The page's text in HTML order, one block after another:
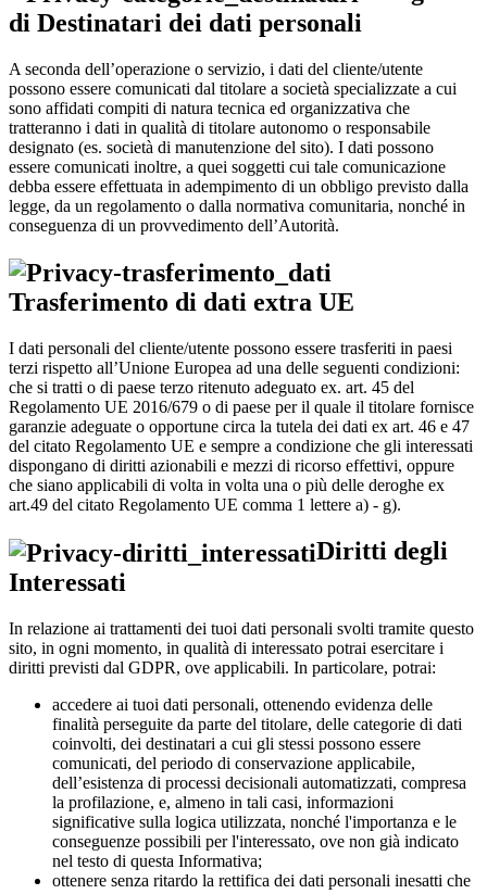
di Destinatari dei dati personali
A seconda dell’operazione o servizio, i dati del cliente/utente
possono essere comunicati dal titolare a società specializzate a cui
sono affidati compiti di natura tecnica ed organizzativa che
tratteranno i dati in qualità di titolare autonomo o responsabile
designato (es. società di manutenzione del sito). I dati possono
essere comunicati inoltre, a quei soggetti cui tale comunicazione
debba essere effettuata in adempimento di un obbligo previsto dalla
legge, da un regolamento o dalla normativa comunitaria, nonché in
conseguenza di un provvedimento dell’Autorità.
Trasferimento di dati extra UE
I dati personali del cliente/utente possono essere trasferiti in paesi
terzi rispetto all’Unione Europea ad una delle seguenti condizioni:
che si tratti o di paese terzo ritenuto adeguato ex. art. 45 del
Regolamento UE 2016/679 o di paese per il quale il titolare fornisce
garanzie adeguate o opportune circa la tutela dei dati ex art. 46 e 47
del citato Regolamento UE e sempre a condizione che gli interessati
dispongano di diritti azionabili e mezzi di ricorso effettivi, oppure
che siano applicabili di volta in volta una o più delle deroghe ex
art.49 del citato Regolamento UE comma 1 lettere a) - g).
Diritti degli
Interessati
In relazione ai trattamenti dei tuoi dati personali svolti tramite questo
sito, in ogni momento, in qualità di interessato potrai esercitare i
diritti previsti dal GDPR, ove applicabili. In particolare, potrai:
accedere ai tuoi dati personali, ottenendo evidenza delle
finalità perseguite da parte del titolare, delle categorie di dati
coinvolti, dei destinatari a cui gli stessi possono essere
comunicati, del periodo di conservazione applicabile,
dell’esistenza di processi decisionali automatizzati, compresa
la profilazione, e, almeno in tali casi, informazioni
significative sulla logica utilizzata, nonché l'importanza e le
conseguenze possibili per l'interessato, ove non già indicato
nel testo di questa Informativa;
ottenere senza ritardo la rettifica dei dati personali inesatti che